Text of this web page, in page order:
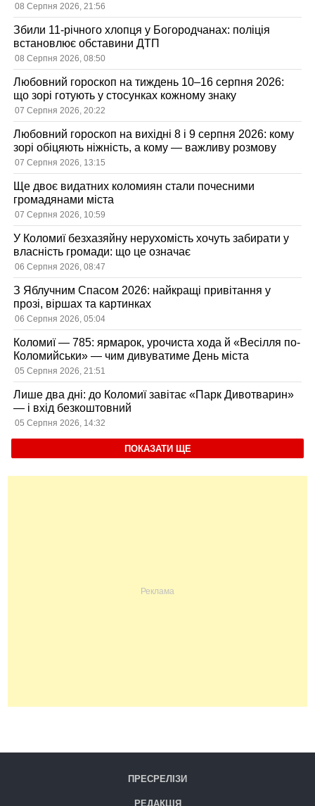
08 Серпня 2026, 21:56
Збили 11-річного хлопця у Богородчанах: поліція
встановлює обставини ДТП
08 Серпня 2026, 08:50
Любовний гороскоп на тиждень 10–16 серпня 2026:
що зорі готують у стосунках кожному знаку
07 Серпня 2026, 20:22
Любовний гороскоп на вихідні 8 і 9 серпня 2026: кому
зорі обіцяють ніжність, а кому — важливу розмову
07 Серпня 2026, 13:15
Ще двоє видатних коломиян стали почесними
громадянами міста
07 Серпня 2026, 10:59
У Коломиї безхазяйну нерухомість хочуть забирати у
власність громади: що це означає
06 Серпня 2026, 08:47
З Яблучним Спасом 2026: найкращі привітання у
прозі, віршах та картинках
06 Серпня 2026, 05:04
Коломиї — 785: ярмарок, урочиста хода й «Весілля по-
Коломийськи» — чим дивуватиме День міста
05 Серпня 2026, 21:51
Лише два дні: до Коломиї завітає «Парк Дивотварин»
— і вхід безкоштовний
05 Серпня 2026, 14:32
ПОКАЗАТИ ЩЕ
ПРЕСРЕЛІЗИ
РЕДАКЦІЯ